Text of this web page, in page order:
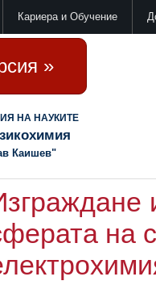
Кариера и Обучение
»
НА НАУКИТЕ
Каишев"
на